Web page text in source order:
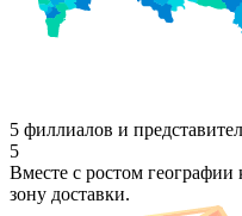
5 филлиалов и
5
Вместе с ростом
зону доставки.